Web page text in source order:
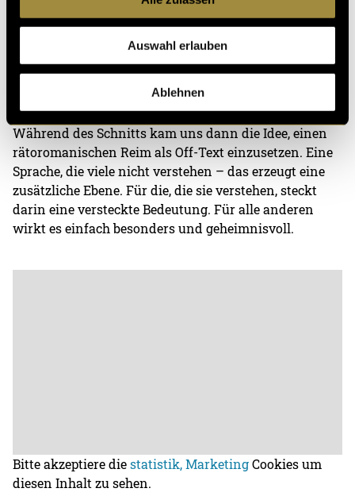
Auswahl erlauben
Ablehnen
schon. Wir starteten mit der Musikproduktion in FL-
Studios. Zuerst war es schwierig, weil wir das
rein. Die Musik sollte atmosphärisch sein, unsere
Stimmung unterstützen.
Während des Schnitts kam uns dann die Idee, einen
rätoromanischen Reim als Off-Text einzusetzen. Eine
Sprache, die viele nicht verstehen – das erzeugt eine
zusätzliche Ebene. Für die, die sie verstehen, steckt
darin eine versteckte Bedeutung. Für alle anderen
wirkt es einfach besonders und geheimnisvoll.
Bitte akzeptiere diestatistik, MarketingCookies um
diesen Inhalt zu sehen.